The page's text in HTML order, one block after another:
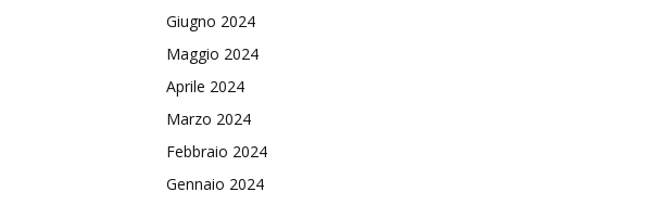
Giugno 2024
Maggio 2024
Aprile 2024
Marzo 2024
Febbraio 2024
Gennaio 2024